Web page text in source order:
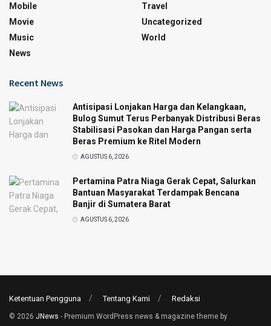
Mobile
Movie
Music
News
Travel
Uncategorized
World
Recent News
Antisipasi Lonjakan Harga dan Kelangkaan,
Bulog Sumut Terus Perbanyak Distribusi Beras
Stabilisasi Pasokan dan Harga Pangan serta
Beras Premium ke Ritel Modern
AGUSTUS 6, 2026
Pertamina Patra Niaga Gerak Cepat, Salurkan
Bantuan Masyarakat Terdampak Bencana
Banjir di Sumatera Barat
AGUSTUS 6, 2026
Ketentuan Pengguna Tentang Kami Redaksi
© 2026 JNews - Premium WordPress news & magazine theme by